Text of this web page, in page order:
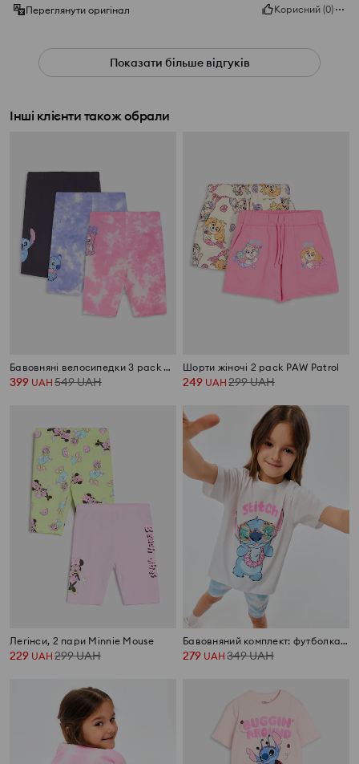
Переглянути оригінал
Корисний (0)
Показати більше відгуків
Інші клієнти також обрали
Бавовняні велосипедки 3 pack Stitch
399 UAH 549UAH
Шорти жіночі 2 pack PAW Patrol
249 UAH 299UAH
Легінси, 2 пари Minnie Mouse
229 UAH 299UAH
Бавовняний комплект: футболка та шорти Stitch
279 UAH 349UAH